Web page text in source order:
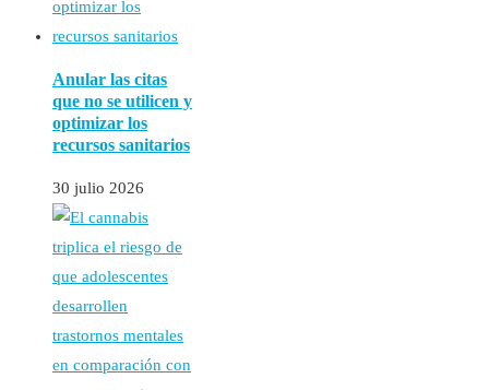
Anular las citas
que no se utilicen y
optimizar los
recursos sanitarios
30 julio 2026